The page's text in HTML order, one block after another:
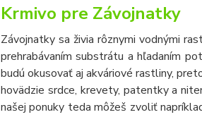
Krmivo pre Závojnatky
Závojnatky sa živia rôznymi vodnými
prehrabávaním substrátu a hľadaním
budú okusovať aj akváriové rastliny,
hovädzie srdce, krevety, patentky a
našej ponuky teda môžeš zvoliť